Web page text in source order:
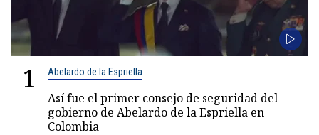
1 Abelardo de la Espriella
Así fue el primer consejo de seguridad del
gobierno de Abelardo de la Espriella en
Colombia